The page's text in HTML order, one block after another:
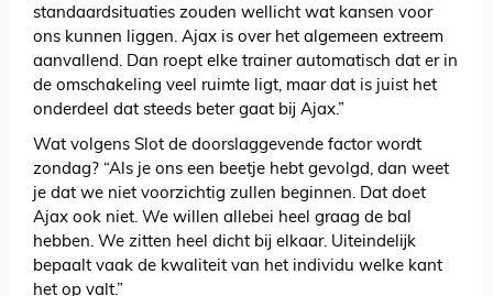
standaardsituaties zouden wellicht wat kansen voor
ons kunnen liggen. Ajax is over het algemeen extreem
aanvallend. Dan roept elke trainer automatisch dat er in
de omschakeling veel ruimte ligt, maar dat is juist het
onderdeel dat steeds beter gaat bij Ajax.”
Wat volgens Slot de doorslaggevende factor wordt
zondag? “Als je ons een beetje hebt gevolgd, dan weet
je dat we niet voorzichtig zullen beginnen. Dat doet
Ajax ook niet. We willen allebei heel graag de bal
hebben. We zitten heel dicht bij elkaar. Uiteindelijk
bepaalt vaak de kwaliteit van het individu welke kant
het op valt.”